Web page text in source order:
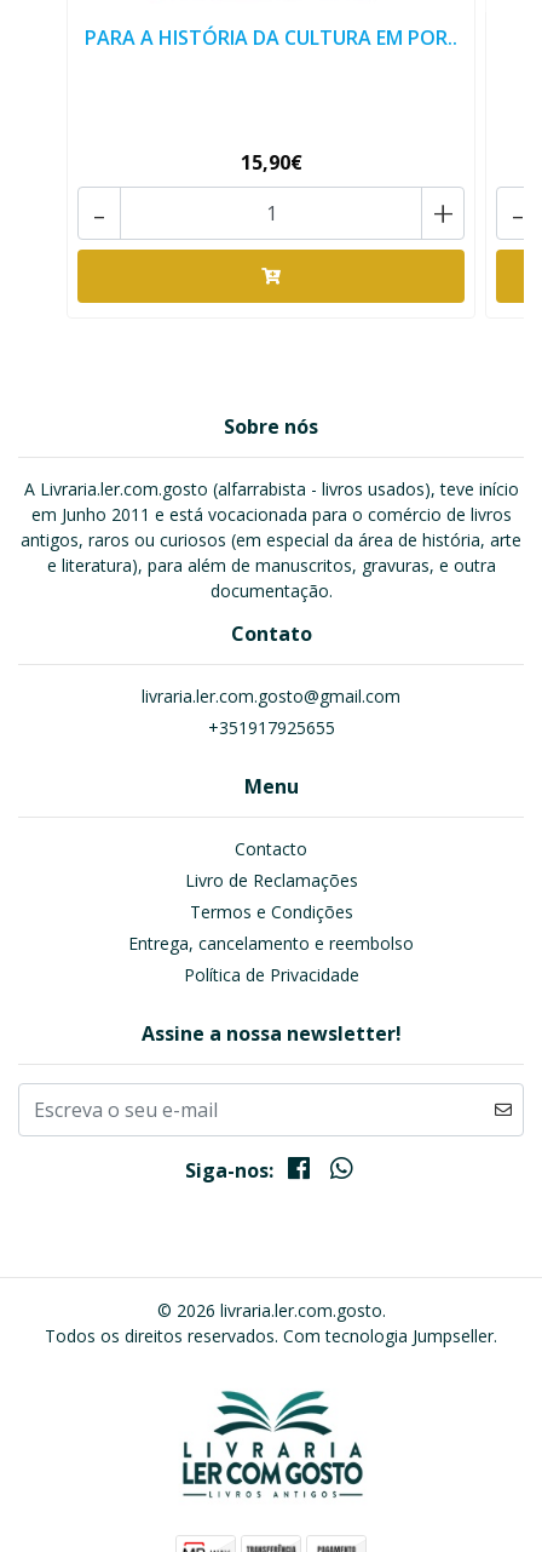
PARA A HISTÓRIA DA CULTURA EM POR..
15,90€
+
- -
Sobre nós
A Livraria.ler.com.gosto (alfarrabista - livros usados), teve início
em Junho 2011 e está vocacionada para o comércio de livros
antigos, raros ou curiosos (em especial da área de história, arte
e literatura), para além de manuscritos, gravuras, e outra
documentação.
Contato
livraria.ler.com.gosto@gmail.com
+351917925655
Menu
Contacto
Livro de Reclamações
Termos e Condições
Entrega, cancelamento e reembolso
Política de Privacidade
Assine a nossa newsletter!
Siga-nos:
© 2026 livraria.ler.com.gosto.
Todos os direitos reservados. Com tecnologia Jumpseller.